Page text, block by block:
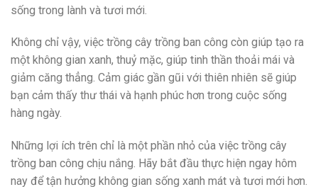
sống trong lành và tươi mới.
Không chỉ vậy, việc trồng cây trồng ban công còn giúp tạo ra
một không gian xanh, thuỷ mặc, giúp tinh thần thoải mái và
giảm căng thẳng. Cảm giác gần gũi với thiên nhiên sẽ giúp
bạn cảm thấy thư thái và hạnh phúc hơn trong cuộc sống
hàng ngày.
Những lợi ích trên chỉ là một phần nhỏ của việc trồng cây
trồng ban công chịu nắng. Hãy bắt đầu thực hiện ngay hôm
nay để tận hưởng không gian sống xanh mát và tươi mới hơn.